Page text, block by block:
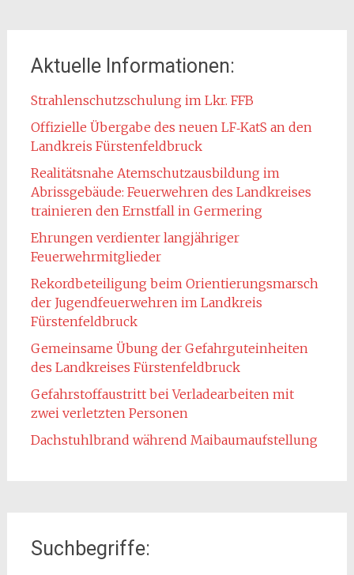
Aktuelle Informationen:
Strahlenschutzschulung im Lkr. FFB
Offizielle Übergabe des neuen LF‑KatS an den
Landkreis Fürstenfeldbruck
Realitätsnahe Atemschutzausbildung im
Abrissgebäude: Feuerwehren des Landkreises
trainieren den Ernstfall in Germering
Ehrungen verdienter langjähriger
Feuerwehrmitglieder
Rekordbeteiligung beim Orientierungsmarsch
der Jugendfeuerwehren im Landkreis
Fürstenfeldbruck
Gemeinsame Übung der Gefahrguteinheiten
des Landkreises Fürstenfeldbruck
Gefahrstoffaustritt bei Verladearbeiten mit
zwei verletzten Personen
Dachstuhlbrand während Maibaumaufstellung
Suchbegriffe: